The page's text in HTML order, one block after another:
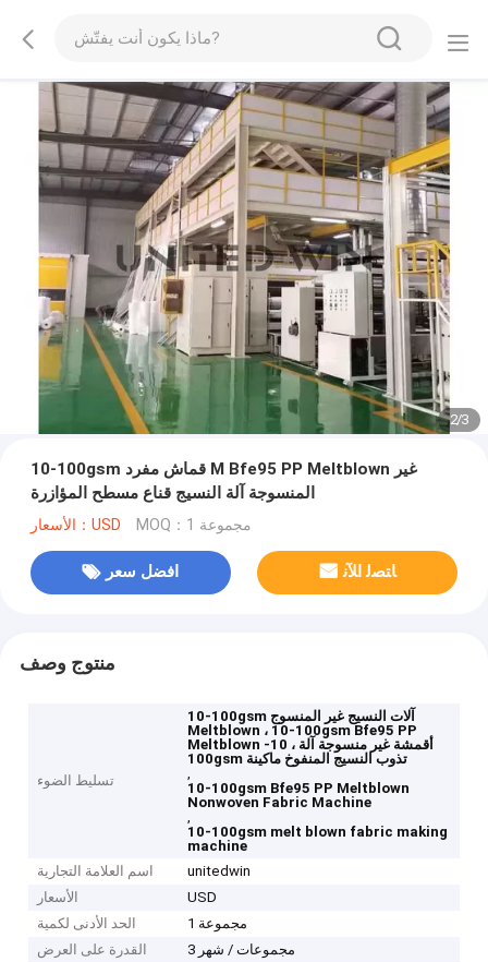
2/3
10-100gsm قماش مفرد M Bfe95 PP Meltblown غير
المنسوجة آلة النسيج قناع مسطح المؤازرة
الأسعار：USD MOQ：1 مجموعة
افضل سعر ﺎﺘﺼﻟ ﺍﻶﻧ
منتوج وصف
تسليط الضوء
10-100gsm آلات النسيج غير المنسوج
Meltblown ، 10-100gsm Bfe95 PP
Meltblown أقمشة غير منسوجة آلة ، 10-
100gsm تذوب النسيج المنفوخ ماكينة
,
10-100gsm Bfe95 PP Meltblown
Nonwoven Fabric Machine
,
10-100gsm melt blown fabric making
machine
اسم العلامة التجارية
unitedwin
الأسعار
USD
الحد الأدنى لكمية
1 مجموعة
القدرة على العرض
3 مجموعات / شهر